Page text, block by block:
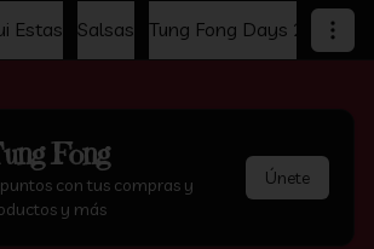
Estas Salsas Tung Fong Days 2x1
Fong
con tus compras y
y más
Únete